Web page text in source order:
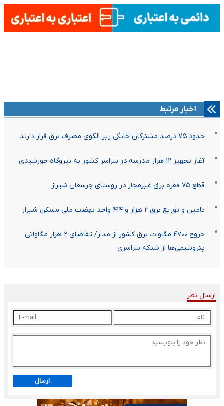
اخبار مرتبط
حدود ۷۵ درصد مشترکان خانگی زیر الگوی مصرف برق قرار دارند
آغاز تجهیز ۱۲ هزار مدرسه در سراسر کشور به نیروگاه خورشیدی
قطع ۷۵ فقره برق غیرمجاز در روستای جرسقان شیراز
تامین و توزیع برق ۲ هزار و ۴۱۴ واحد نهضت ملی مسکن شیراز
خروج ۴۷۰۰ مگاوات برق کشور از مدار/ تقاضای ۲ هزار مگاواتی
پتروشیمی‌ها از شبکه سراسری
ارسال نظر
ارسال